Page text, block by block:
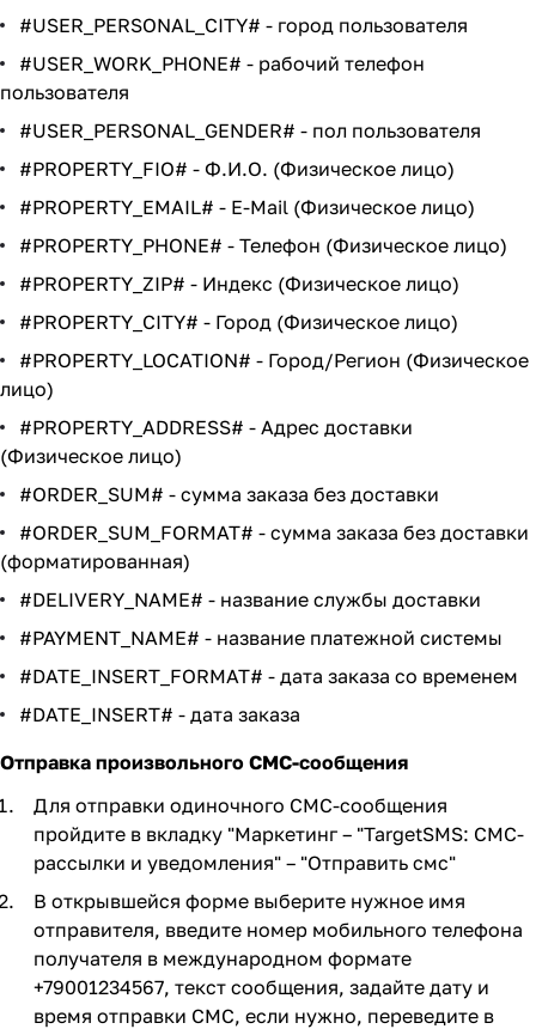
#USER_PERSONAL_CITY# - город пользователя
#USER_WORK_PHONE# - рабочий телефон
пользователя
#USER_PERSONAL_GENDER# - пол пользователя
#PROPERTY_FIO# - Ф.И.О. (Физическое лицо)
#PROPERTY_EMAIL# - E-Mail (Физическое лицо)
#PROPERTY_PHONE# - Телефон (Физическое лицо)
#PROPERTY_ZIP# - Индекс (Физическое лицо)
#PROPERTY_CITY# - Город (Физическое лицо)
#PROPERTY_LOCATION# - Город/Регион (Физическое
лицо)
#PROPERTY_ADDRESS# - Адрес доставки
(Физическое лицо)
#ORDER_SUM# - сумма заказа без доставки
#ORDER_SUM_FORMAT# - сумма заказа без доставки
(форматированная)
#DELIVERY_NAME# - название службы доставки
#PAYMENT_NAME# - название платежной системы
#DATE_INSERT_FORMAT# - дата заказа со временем
#DATE_INSERT# - дата заказа
Отправка произвольного СМС-сообщения
Для отправки одиночного СМС-сообщения
пройдите в вкладку "Маркетинг – "TargetSMS: СМС-
рассылки и уведомления" – "Отправить смс"
В открывшейся форме выберите нужное имя
отправителя, введите номер мобильного телефона
получателя в международном формате
+79001234567, текст сообщения, задайте дату и
время отправки СМС, если нужно, переведите в